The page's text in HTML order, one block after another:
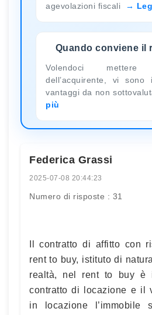
agevolazioni fiscali
Quando conviene il
Volendoci
dell’acquirente, vi
vantaggi da non
più
Federica Grassi
2025-07-08 20:44:23
Numero di risposte : 31
Il contratto di affitto con
rent to buy, istituto di
realtà, nel rent to buy è
contratto di locazione e il
in locazione l’immobile